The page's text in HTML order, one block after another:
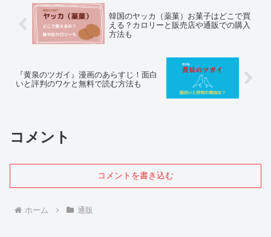
韓国のヤッカ（薬菓）お菓子はどこで買
える？カロリーと販売店や通販での購入
方法も
『黄泉のツガイ』漫画のあらすじ！面白
いと評判のワケと無料で読む方法も
コメント
コメントを書き込む
ホーム 通販